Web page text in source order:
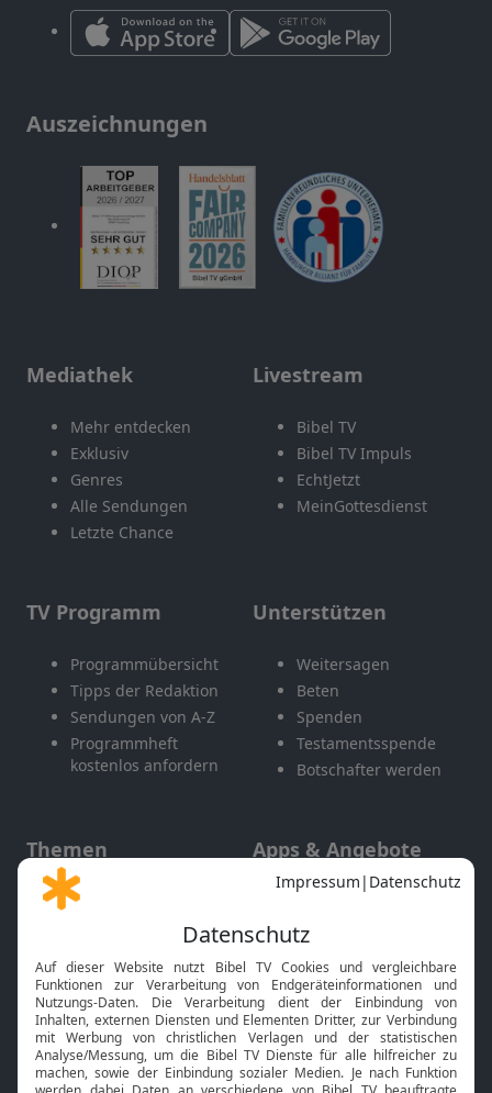
Auszeichnungen
Mediathek
Mehr entdecken
Exklusiv
Genres
Alle Sendungen
Letzte Chance
Livestream
Bibel TV
Bibel TV Impuls
EchtJetzt
MeinGottesdienst
TV Programm
Programmübersicht
Tipps der Redaktion
Sendungen von A-Z
Programmheft
kostenlos anfordern
Unterstützen
Weitersagen
Beten
Spenden
Testamentsspende
Botschafter werden
Themen
Gott und Bibel erklärt
Neuigkeiten
Apps & Angebote
Mobile App
Smart TV
HbbTV
Bibelthek Online-Bibel
Nächster Gottesdienst